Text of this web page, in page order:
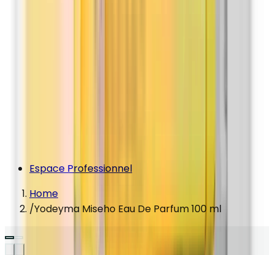
Espace Professionnel
Home
/Yodeyma Miseho Eau De Parfum 100 ml